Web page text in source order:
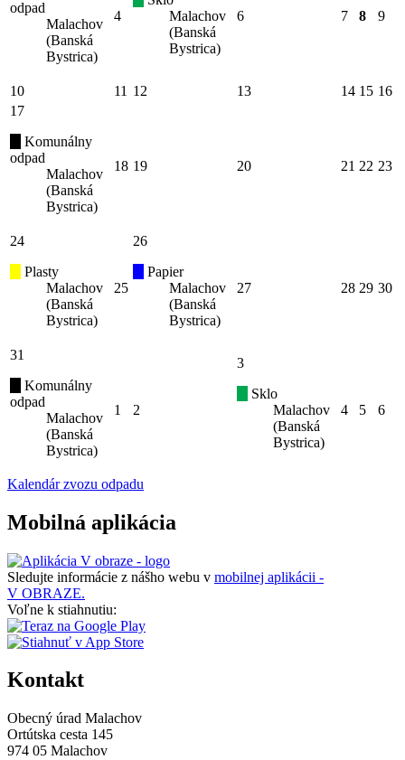
odpad
Malachov
(Banská
Bystrica)
4
Malachov
(Banská
Bystrica)
6 7 8 9
10 11 12 13 14 15 16
17
Komunálny
odpad
Malachov
(Banská
Bystrica)
18 19 20 21 22 23
24
Plasty
Malachov
(Banská
Bystrica)
25
26
Papier
Malachov
(Banská
Bystrica)
27 28 29 30
31
Komunálny
odpad
Malachov
(Banská
Bystrica)
1 2
3
Sklo
Malachov
(Banská
Bystrica)
4 5 6
Kalendár zvozu odpadu
Mobilná aplikácia
Sledujte informácie z nášho webu v mobilnej aplikácii -
V OBRAZE.
Voľne k stiahnutiu:
Kontakt
Obecný úrad Malachov
Ortútska cesta 145
974 05 Malachov